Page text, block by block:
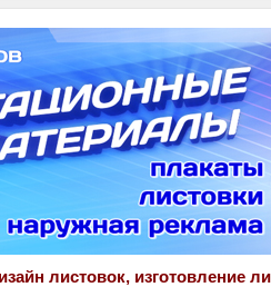
листовок, изготовление